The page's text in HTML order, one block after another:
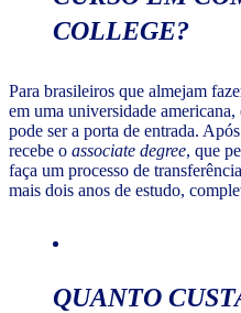
COLLEGE?
Para brasileiros que almejam
em uma universidade americana,
pode ser a porta de entrada.
recebe o associate degree, que
faça um processo de
mais dois anos de estudo,
QUANTO